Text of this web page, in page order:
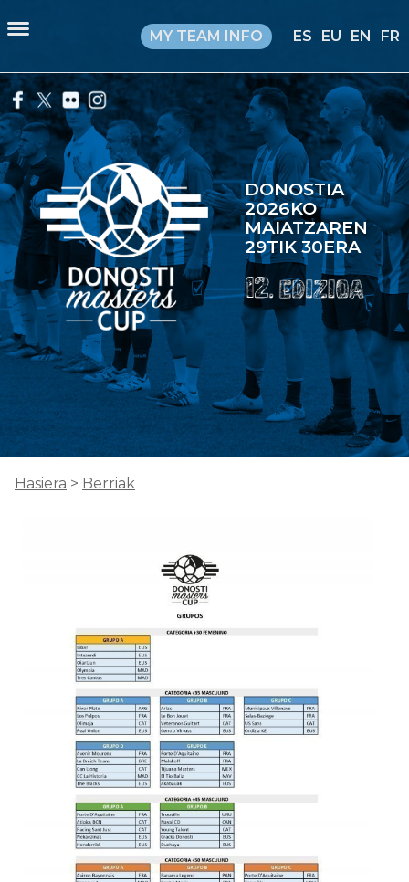
MY TEAM INFO ES EU EN FR
DONOSTIA
2026KO
MAIATZAREN
29TIK 30ERA
Hasiera > Berriak